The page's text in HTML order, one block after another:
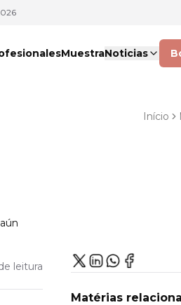
MuestraNoticias
Início
leitura
Matérias